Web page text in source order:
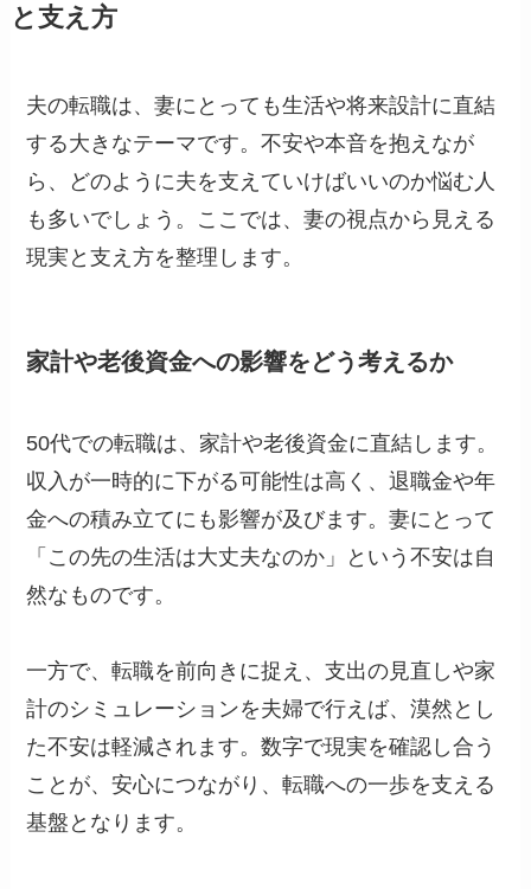
と支え方
夫の転職は、妻にとっても生活や将来設計に直結
する大きなテーマです。不安や本音を抱えなが
ら、どのように夫を支えていけばいいのか悩む人
も多いでしょう。ここでは、妻の視点から見える
現実と支え方を整理します。
家計や老後資金への影響をどう考えるか
50代での転職は、家計や老後資金に直結します。
収入が一時的に下がる可能性は高く、退職金や年
金への積み立てにも影響が及びます。妻にとって
「この先の生活は大丈夫なのか」という不安は自
然なものです。
一方で、転職を前向きに捉え、支出の見直しや家
計のシミュレーションを夫婦で行えば、漠然とし
た不安は軽減されます。数字で現実を確認し合う
ことが、安心につながり、転職への一歩を支える
基盤となります。